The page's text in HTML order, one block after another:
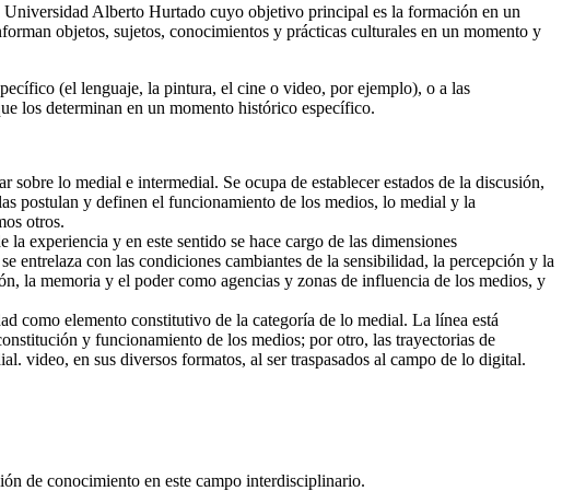
Alberto Hurtado cuyo objetivo principal es la formación en un
objetos, sujetos, conocimientos y prácticas culturales en un momento y
(el lenguaje, la pintura, el cine o video, por ejemplo), o a las
los determinan en un momento histórico específico.
lo medial e intermedial. Se ocupa de establecer estados de la discusión,
postulan y definen el funcionamiento de los medios, lo medial y la
otros.
experiencia y en este sentido se hace cargo de las dimensiones
entrelaza con las condiciones cambiantes de la sensibilidad, la percepción y la
la memoria y el poder como agencias y zonas de influencia de los medios, y
como elemento constitutivo de la categoría de lo medial. La línea está
y funcionamiento de los medios; por otro, las trayectorias de
video, en sus diversos formatos, al ser traspasados al campo de lo digital.
de conocimiento en este campo interdisciplinario.